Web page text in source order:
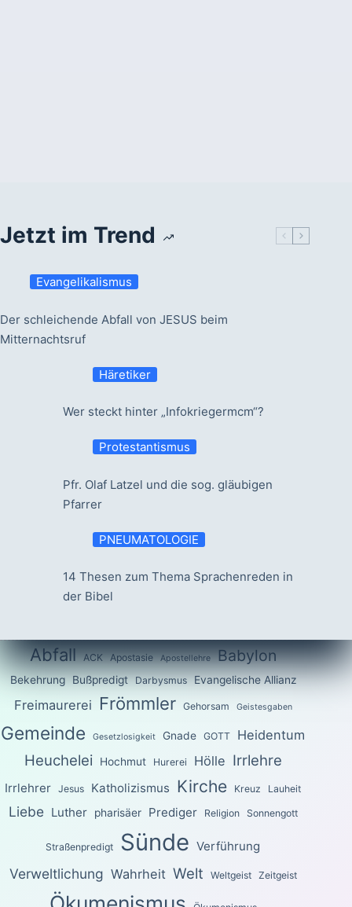
Jetzt im Trend
Evangelikalismus
Der schleichende Abfall von JESUS beim
Mitternachtsruf
Häretiker
Wer steckt hinter „Infokriegermcm“?
Protestantismus
Pfr. Olaf Latzel und die sog. gläubigen
Pfarrer
PNEUMATOLOGIE
14 Thesen zum Thema Sprachenreden in
der Bibel
Abfall ACK Apostasie Apostellehre Babylon
Bekehrung Bußpredigt Darbysmus Evangelische Allianz
Freimaurerei Frömmler Gehorsam Geistesgaben
Gemeinde Gesetzlosigkeit Gnade GOTT Heidentum
Heuchelei Hochmut Hurerei Hölle Irrlehre
Irrlehrer Jesus Katholizismus Kirche Kreuz Lauheit
Liebe Luther pharisäer Prediger Religion Sonnengott
Straßenpredigt Sünde Verführung
Verweltlichung Wahrheit Welt Weltgeist Zeitgeist